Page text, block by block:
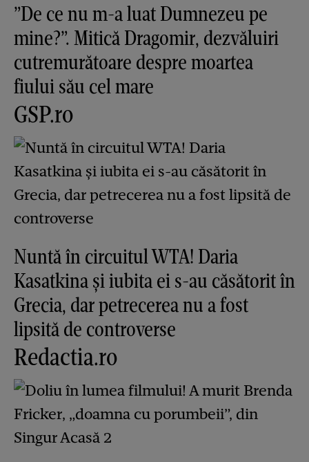
”De ce nu m-a luat Dumnezeu pe
mine?”. Mitică Dragomir, dezvăluiri
cutremurătoare despre moartea
fiului său cel mare
GSP.ro
Nuntă în circuitul WTA! Daria
Kasatkina și iubita ei s-au căsătorit în
Grecia, dar petrecerea nu a fost
lipsită de controverse
Redactia.ro